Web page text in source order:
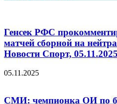
Генсек РФС
матчей сборной на
Новости Спорт, 05.11.2025
05.11.2025
СМИ: чемпионка ОИ по